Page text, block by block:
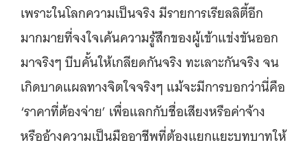
เพราะในโลกความเป็นจริง มีรายการเรียลลิตี้อีก
มากมายที่จงใจเค้นความรู้สึกของผู้เข้าแข่งขันออก
มาจริงๆ บีบคั้นให้เกลียดกันจริง ทะเลาะกันจริง จน
เกิดบาดแผลทางจิตใจจริงๆ แม้จะมีการบอกว่านี่คือ
‘ราคาที่ต้องจ่าย’ เพื่อแลกกับชื่อเสียงหรือค่าจ้าง
หรืออ้างความเป็นมืออาชีพที่ต้องแยกแยะบทบาทให้